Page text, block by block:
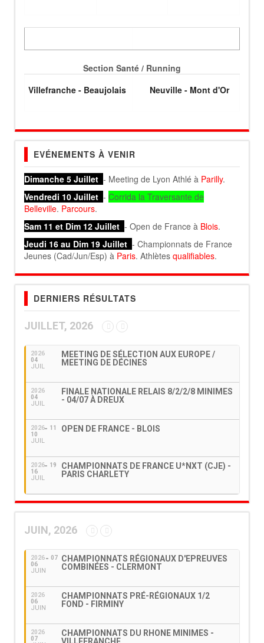
Section Santé / Running
Villefranche - Beaujolais
Neuville - Mont d'Or
EVÉNEMENTS À VENIR
Dimanche 5 Juillet - Meeting de Lyon Athlé à Parilly.
Vendredi 10 Juillet - Corrida la Traversante de
Belleville. Parcours.
Sam 11 et Dim 12 Juillet - Open de France à Blois.
Jeudi 16 au Dim 19 Juillet - Championnats de France
Jeunes (Cad/Jun/Esp) à Paris. Athlètes qualifiables.
DERNIERS RÉSULTATS
JUILLET, 2026
2026
04
JUIL
MEETING DE SÉLECTION AUX EUROPE /
MEETING DE DÉCINES
2026
04
JUIL
FINALE NATIONALE RELAIS 8/2/2/8 MINIMES
- 04/07 À DREUX
2026
10
JUIL
11 OPEN DE FRANCE - BLOIS
2026
16
JUIL
19
CHAMPIONNATS DE FRANCE U*NXT (CJE) -
PARIS CHARLETY
JUIN, 2026
2026
06
JUIN
07
CHAMPIONNATS RÉGIONAUX D'EPREUVES
COMBINÉES - CLERMONT
2026
06
JUIN
CHAMPIONNATS PRÉ-RÉGIONAUX 1/2
FOND - FIRMINY
2026
07
CHAMPIONNATS DU RHONE MINIMES -